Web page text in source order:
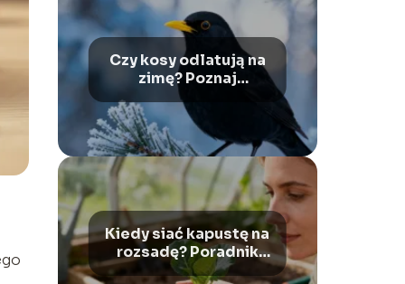
Czy kosy odlatują na
zimę? Poznaj
zwyczaje tych
ptaków
Kiedy siać kapustę na
rozsadę? Poradnik
ogrodnika